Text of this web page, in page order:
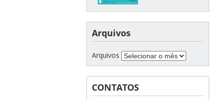
Arquivos
Arquivos
CONTATOS